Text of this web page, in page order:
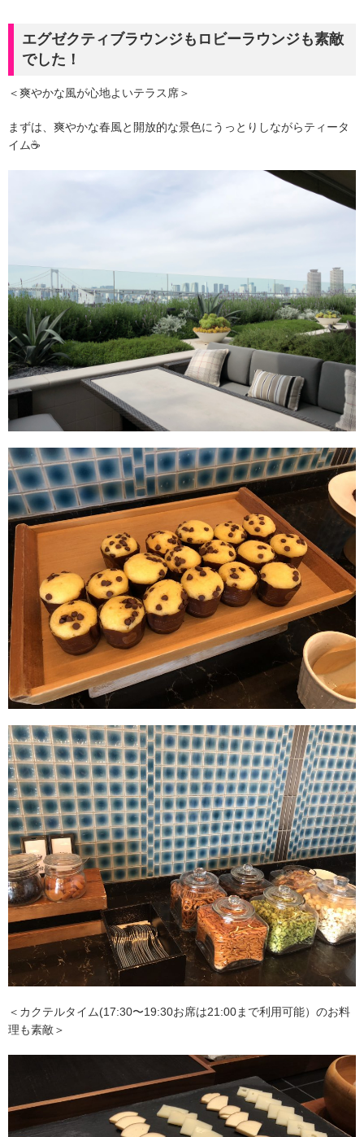
エグゼクティブラウンジもロビーラウンジも素敵
でした！
＜爽やかな風が心地よいテラス席＞
まずは、爽やかな春風と開放的な景色にうっとりしながらティータ
イム☕
＜カクテルタイム(17:30〜19:30お席は21:00まで利用可能）のお料
理も素敵＞